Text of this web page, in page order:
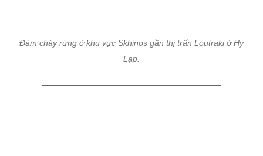
Đám cháy rừng ở khu vực Skhinos gần thị trấn Loutraki ở Hy
Lạp.